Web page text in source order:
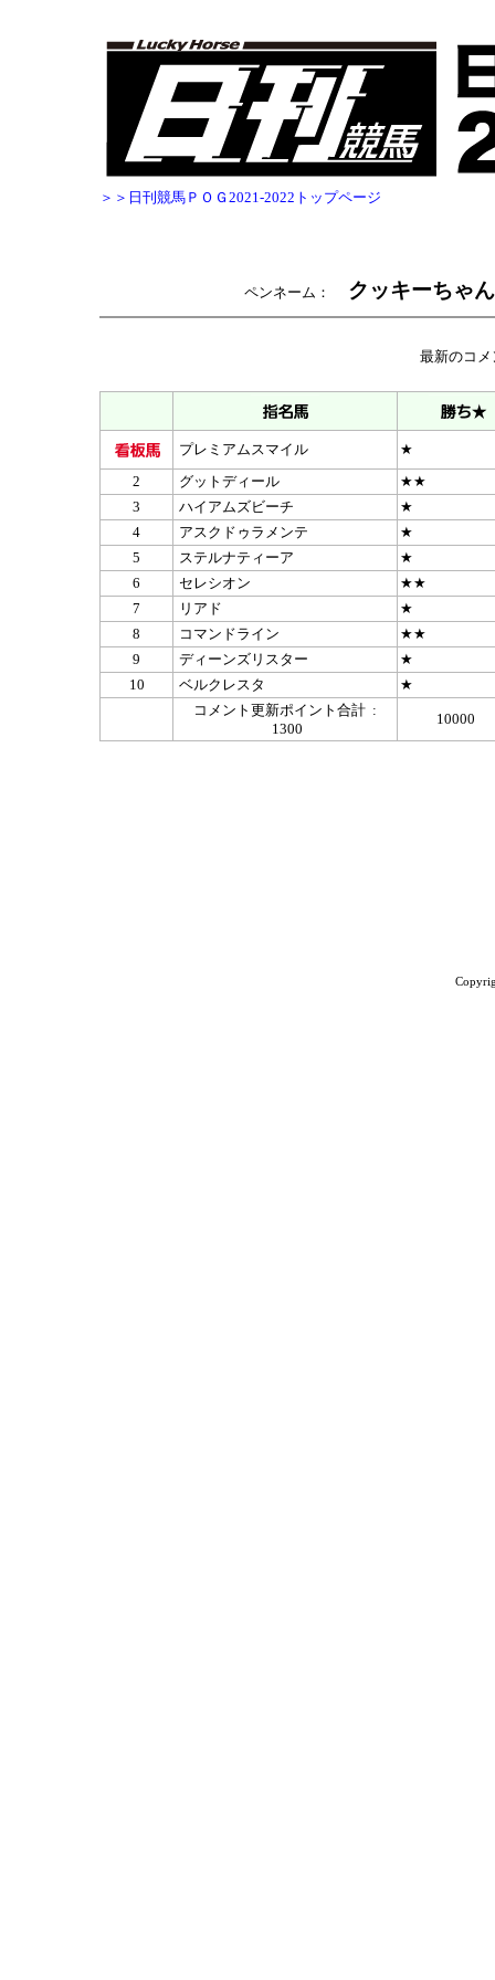
＞＞日刊競馬ＰＯＧ2021-2022トップページ
ペンネーム： クッキーちゃん
最新のコメ
プレミアムスマイル
★
2
グットディール
★★
3
ハイアムズビーチ
★
4
アスクドゥラメンテ
★
5
ステルナティーア
★
6
セレシオン
★★
7
リアド
★
8
コマンドライン
★★
9
ディーンズリスター
★
10
ベルクレスタ
★
コメント更新ポイント合計 :
1300
10000